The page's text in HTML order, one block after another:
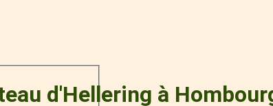
d'Hellering à